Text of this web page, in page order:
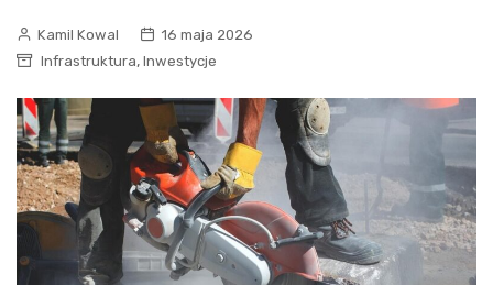
Kamil Kowal
16 maja 2026
Infrastruktura, Inwestycje